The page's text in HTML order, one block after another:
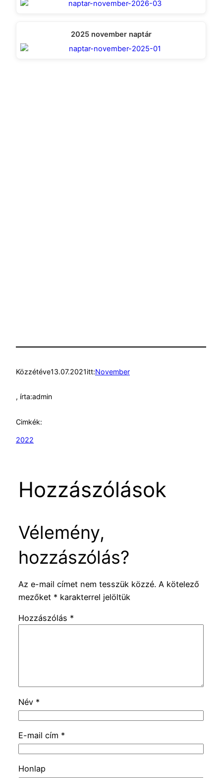
2025 november naptár
Közzétéve13.07.2021itt:November
, írta:admin
Cimkék:
2022
Hozzászólások
Vélemény,
hozzászólás?
Az e-mail címet nem tesszük közzé. A kötelező
mezőket * karakterrel jelöltük
Hozzászólás *
Név *
E-mail cím *
Honlap